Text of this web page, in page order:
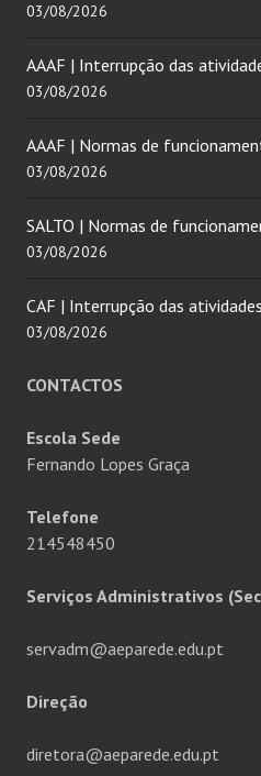
03/08/2026
AAAF | Interrupção das
03/08/2026
AAAF | Normas de
03/08/2026
SALTO | Normas de
03/08/2026
CAF | Interrupção das
03/08/2026
CONTACTOS
Escola Sede
Fernando Lopes Graça
Telefone
214548450
Serviços Administrativos
servadm@aeparede.edu.pt
Direção
diretora@aeparede.edu.pt